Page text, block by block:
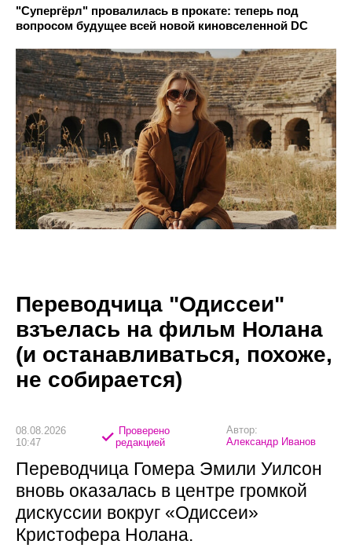
"Супергёрл" провалилась в прокате: теперь под
вопросом будущее всей новой киновселенной DC
Переводчица "Одиссеи"
взъелась на фильм Нолана
(и останавливаться, похоже,
не собирается)
08.08.2026
10:47
Проверено
редакцией
Автор:
Александр Иванов
Переводчица Гомера Эмили Уилсон
вновь оказалась в центре громкой
дискуссии вокруг «Одиссеи»
Кристофера Нолана.